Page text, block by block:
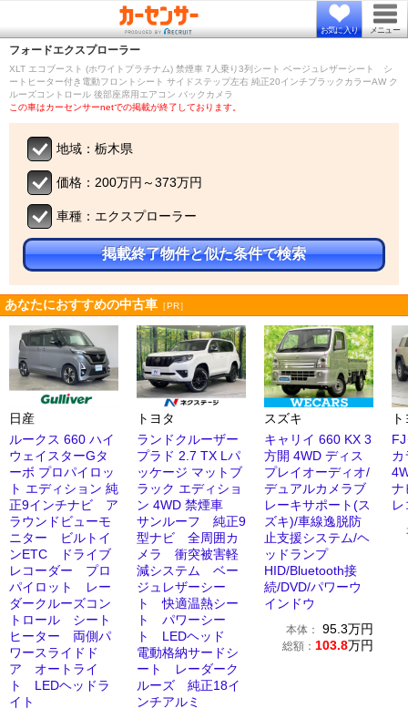
お気に入り メニュー
フォードエクスプローラー
XLT エコブースト (ホワイトプラチナム) 禁煙車 7人乗り3列シート ベージュレザーシート シ
ートヒーター付き電動フロントシート サイドステップ左右 純正20インチブラックカラーAW ク
ルーズコントロール 後部座席用エアコン バックカメラ
この車はカーセンサーnetでの掲載が終了しております。
地域：栃木県
価格：200万円～373万円
車種：エクスプローラー
掲載終了物件と似た条件で検索
あなたにおすすめの中古車 ［PR］
日産
ルークス 660 ハイ
ウェイスターGタ
ーボ プロパイロッ
ト エディション 純
正9インチナビ ア
ラウンドビューモ
ニター ビルトイ
ンETC ドライブ
レコーダー プロ
パイロット レー
ダークルーズコン
トロール シート
ヒーター 両側パ
ワースライドド
ア オートライ
ト LEDヘッドラ
イト
トヨタ
ランドクルーザー
プラド 2.7 TX Lパ
ッケージ マットブ
ラック エディショ
ン 4WD 禁煙車
サンルーフ 純正9
型ナビ 全周囲カ
メラ 衝突被害軽
減システム ベー
ジュレザーシー
ト 快適温熱シー
ト パワーシー
ト LEDヘッド
電動格納サードシ
ート レーダーク
ルーズ 純正18イ
ンチアルミ
スズキ
キャリイ 660 KX 3
方開 4WD ディス
プレイオーディオ/
デュアルカメラブ
レーキサポート(ス
ズキ)/車線逸脱防
止支援システム/ヘ
ッドランプ
HID/Bluetooth接
続/DVD/パワーウ
インドウ
本体： 95.3万円
総額： 103.8万円
カ
ナ